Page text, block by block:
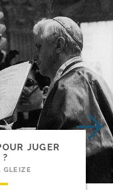
JUGER
GLEIZE